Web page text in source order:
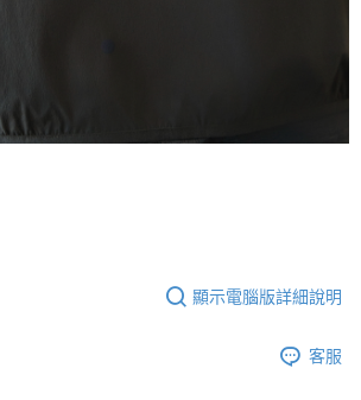
顯示電腦版詳細說明
客服